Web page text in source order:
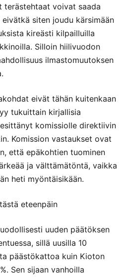
terästehtaat voivat saada
siten joudu kärsimään
kireästi kilpailluilla
Silloin hiilivuodon
ilmastomuutoksen
eivät tähän kuitenkaan
tukuittain kirjallisia
komissiolle direktiivin
Komission vastaukset ovat
että epäkohtien tuominen
ja välttämätöntä, vaikka
heti myöntäisikään.
eteenpäin
uuden päätöksen
sillä uusilla 10
päästökattoa kuin Kioton
Sen sijaan vanhoilla